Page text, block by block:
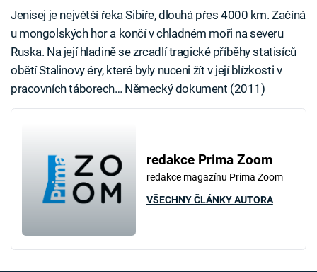
Jenisej je největší řeka Sibiře, dlouhá přes 4000 km. Začíná
u mongolských hor a končí v chladném moři na severu
Ruska. Na její hladině se zrcadlí tragické příběhy statisíců
obětí Stalinovy éry, které byly nuceni žít v její blízkosti v
pracovních táborech… Německý dokument (2011)
redakce Prima Zoom
redakce magazínu Prima Zoom
VŠECHNY ČLÁNKY AUTORA